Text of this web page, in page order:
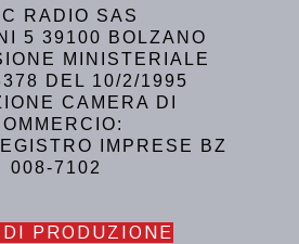
RADIO SAS
5 39100 BOLZANO
MINISTERIALE
DEL 10/2/1995
CAMERA DI
IMPRESE BZ
008-7102
PRODUZIONE